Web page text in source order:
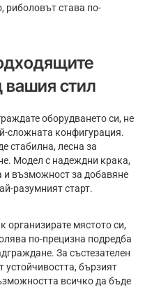
риболовът става по-
вашия стил
оборудването си, не
сложната конфигурация.
стабилна, лесна за
Модел с надеждни крака,
и възможност за добавяне
разумният старт.
организирате мястото си,
по-прецизна подредба
За състезателен
устойчивостта, бързият
всичко да бъде